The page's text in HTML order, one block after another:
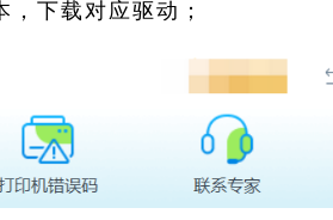
下载对应驱动；